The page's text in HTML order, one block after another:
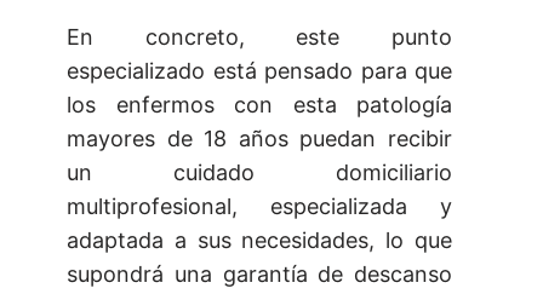
En concreto, este punto
especializado está pensado para que
los enfermos con esta patología
mayores de 18 años puedan recibir
un cuidado domiciliario
multiprofesional, especializada y
adaptada a sus necesidades, lo que
supondrá una garantía de descanso